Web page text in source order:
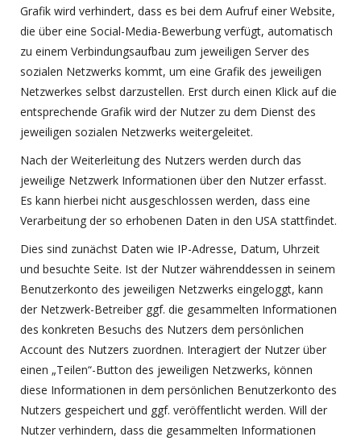
Grafik wird verhindert, dass es bei dem Aufruf einer Website,
die über eine Social-Media-Bewerbung verfügt, automatisch
zu einem Verbindungsaufbau zum jeweiligen Server des
sozialen Netzwerks kommt, um eine Grafik des jeweiligen
Netzwerkes selbst darzustellen. Erst durch einen Klick auf die
entsprechende Grafik wird der Nutzer zu dem Dienst des
jeweiligen sozialen Netzwerks weitergeleitet.
Nach der Weiterleitung des Nutzers werden durch das
jeweilige Netzwerk Informationen über den Nutzer erfasst.
Es kann hierbei nicht ausgeschlossen werden, dass eine
Verarbeitung der so erhobenen Daten in den USA stattfindet.
Dies sind zunächst Daten wie IP-Adresse, Datum, Uhrzeit
und besuchte Seite. Ist der Nutzer währenddessen in seinem
Benutzerkonto des jeweiligen Netzwerks eingeloggt, kann
der Netzwerk-Betreiber ggf. die gesammelten Informationen
des konkreten Besuchs des Nutzers dem persönlichen
Account des Nutzers zuordnen. Interagiert der Nutzer über
einen „Teilen“-Button des jeweiligen Netzwerks, können
diese Informationen in dem persönlichen Benutzerkonto des
Nutzers gespeichert und ggf. veröffentlicht werden. Will der
Nutzer verhindern, dass die gesammelten Informationen